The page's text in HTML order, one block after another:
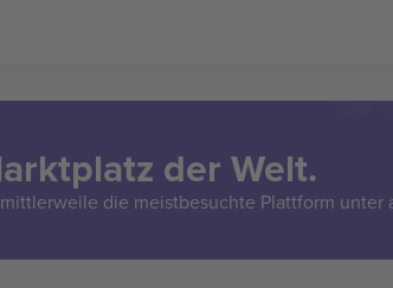
der Welt.
die meistbesuchte Plattform